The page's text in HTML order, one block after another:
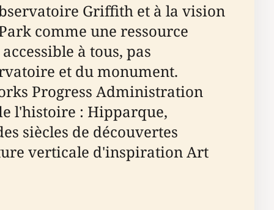
Griffith et à la vision
comme une ressource
à tous, pas
et du monument.
Progress Administration
l'histoire : Hipparque,
siècles de découvertes
verticale d'inspiration Art